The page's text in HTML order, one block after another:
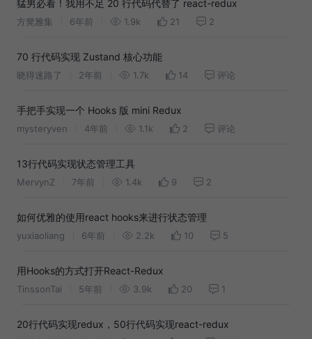
猛男必看！我用不足 20 行代码代替了 react-redux
方凳雅集 6年前 1.9k 21 2
70 行代码实现 Zustand 核心功能
晓得迷路了 2年前 1.7k 14 评论
手把手实现一个 Hooks 版 mini Redux
mysteryven 4年前 1.1k 2 评论
13行代码实现状态管理工具
MervynZ 7年前 1.4k 9 2
如何优雅的使用react hooks来进行状态管理
yuxiaoliang 6年前 2.2k 10 5
用Hooks的方式打开React-Redux
TinssonTai 5年前 3.9k 20 1
20行代码实现redux，50行代码实现react-redux